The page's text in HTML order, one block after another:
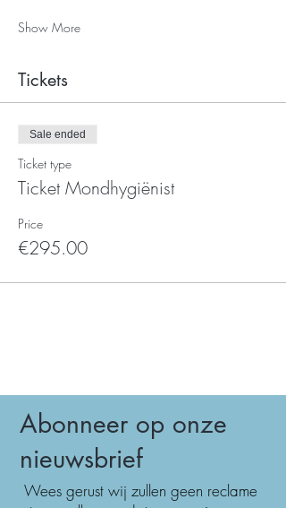
Show More
Tickets
Sale ended
Ticket type
Ticket Mondhygiënist
Price
€295.00
Abonneer op onze
nieuwsbrief
Wees gerust wij zullen geen reclame